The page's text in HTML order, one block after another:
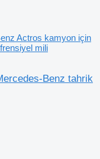
Actros kamyon için
mili
Benz tahrik